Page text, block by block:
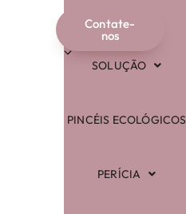
COMPRAR
SOLUÇÃO
PINCÉIS ECOLÓGICOS
PERÍCIA
Contate-
nos
Português